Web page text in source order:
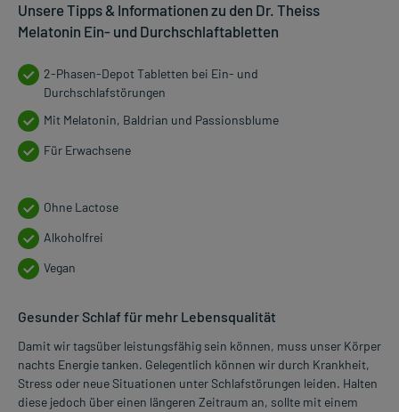
Unsere Tipps & Informationen zu den Dr. Theiss
Melatonin Ein- und Durchschlaftabletten
2-Phasen-Depot Tabletten bei Ein- und
Durchschlafstörungen
Mit Melatonin, Baldrian und Passionsblume
Für Erwachsene
Ohne Lactose
Alkoholfrei
Vegan
Gesunder Schlaf für mehr Lebensqualität
Damit wir tagsüber leistungsfähig sein können, muss unser Körper
nachts Energie tanken. Gelegentlich können wir durch Krankheit,
Stress oder neue Situationen unter Schlafstörungen leiden. Halten
diese jedoch über einen längeren Zeitraum an, sollte mit einem